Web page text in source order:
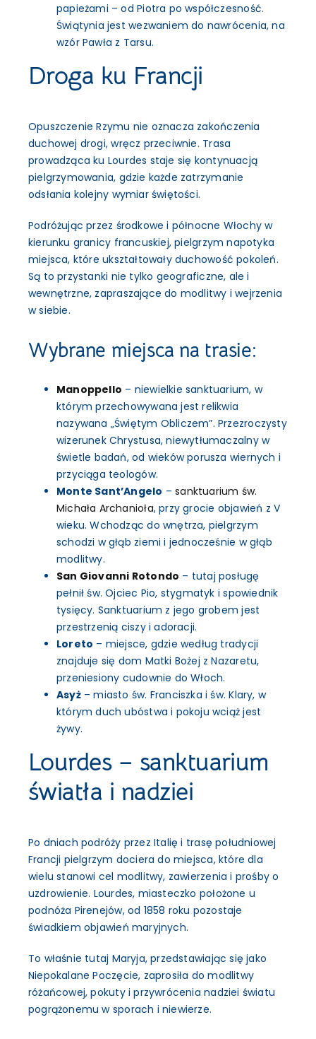
papieżami – od Piotra po współczesność.
Świątynia jest wezwaniem do nawrócenia, na
wzór Pawła z Tarsu.
Droga ku Francji
Opuszczenie Rzymu nie oznacza zakończenia
duchowej drogi, wręcz przeciwnie. Trasa
prowadząca ku Lourdes staje się kontynuacją
pielgrzymowania, gdzie każde zatrzymanie
odsłania kolejny wymiar świętości.
Podróżując przez środkowe i północne Włochy w
kierunku granicy francuskiej, pielgrzym napotyka
miejsca, które ukształtowały duchowość pokoleń.
Są to przystanki nie tylko geograficzne, ale i
wewnętrzne, zapraszające do modlitwy i wejrzenia
w siebie.
Wybrane miejsca na trasie:
Manoppello – niewielkie sanktuarium, w
którym przechowywana jest relikwia
nazywana „Świętym Obliczem”. Przezroczysty
wizerunek Chrystusa, niewytłumaczalny w
świetle badań, od wieków porusza wiernych i
przyciąga teologów.
Monte Sant’Angelo –sanktuarium św.
Michała Archanioła, przy grocie objawień z V
wieku. Wchodząc do wnętrza, pielgrzym
schodzi w głąb ziemi i jednocześnie w głąb
modlitwy.
San Giovanni Rotondo – tutaj posługę
pełnił św. Ojciec Pio, stygmatyk i spowiednik
tysięcy. Sanktuarium z jego grobem jest
przestrzenią ciszy i adoracji.
Loreto – miejsce, gdzie według tradycji
znajduje się dom Matki Bożej z Nazaretu,
przeniesiony cudownie do Włoch.
Asyż– miasto św. Franciszka i św. Klary, w
którym duch ubóstwa i pokoju wciąż jest
żywy.
Lourdes – sanktuarium
światła i nadziei
Po dniach podróży przez Italię i trasę południowej
Francji pielgrzym dociera do miejsca, które dla
wielu stanowi cel modlitwy, zawierzenia i prośby o
uzdrowienie. Lourdes, miasteczko położone u
podnóża Pirenejów, od 1858 roku pozostaje
świadkiem objawień maryjnych.
To właśnie tutaj Maryja, przedstawiając się jako
Niepokalane Poczęcie, zaprosiła do modlitwy
różańcowej, pokuty i przywrócenia nadziei światu
pogrążonemu w sporach i niewierze.